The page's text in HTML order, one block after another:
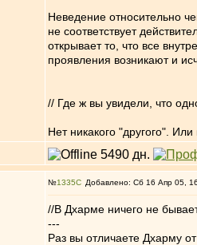
Неведение относительно
не соответствует
открывает то, что все
проявления возникают и
// Где ж вы увидели, что
Нет никакого "другого".
№1335 Добавлено: Сб 16 Апр 05,
//В Дхарме ничего не
---
Раз вы отличаете Дхарму